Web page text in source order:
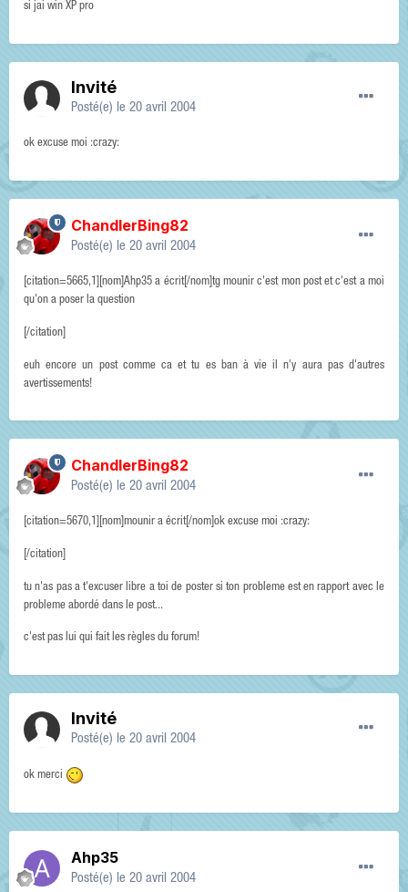
si jai win XP pro
Invité
Posté(e) le 20 avril 2004
ok excuse moi :crazy:
ChandlerBing82
Posté(e) le 20 avril 2004
[citation=5665,1][nom]Ahp35 a écrit[/nom]tg mounir c'est mon post et c'est a moi
qu'on a poser la question
[/citation]
euh encore un post comme ca et tu es ban à vie il n'y aura pas d'autres
avertissements!
ChandlerBing82
Posté(e) le 20 avril 2004
[citation=5670,1][nom]mounir a écrit[/nom]ok excuse moi :crazy:
[/citation]
tu n'as pas a t'excuser libre a toi de poster si ton probleme est en rapport avec le
probleme abordé dans le post...
c'est pas lui qui fait les règles du forum!
Invité
Posté(e) le 20 avril 2004
ok merci
Ahp35
Posté(e) le 20 avril 2004